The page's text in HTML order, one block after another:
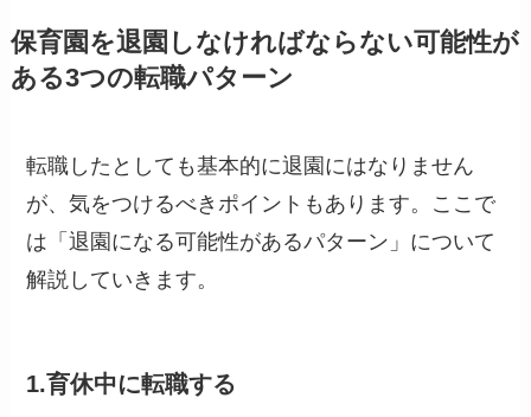
保育園を退園しなければならない可能性が
ある3つの転職パターン
転職したとしても基本的に退園にはなりません
が、気をつけるべきポイントもあります。ここで
は「退園になる可能性があるパターン」について
解説していきます。
1.育休中に転職する